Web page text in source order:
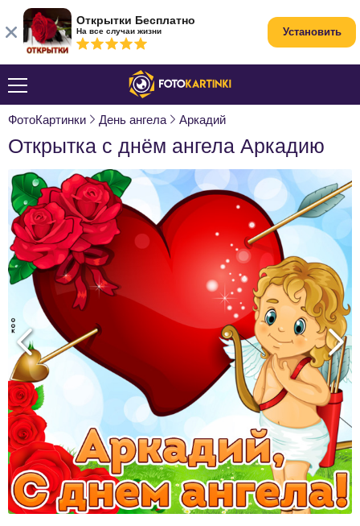
ФотоКартинки День ангела Аркадий
Открытка с днём ангела Аркадию
Открытки Бесплатно
На все случаи жизни Установить